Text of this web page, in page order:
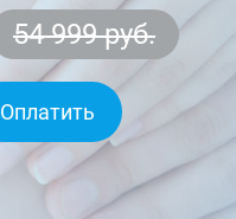
54 999 руб.
Оплатить